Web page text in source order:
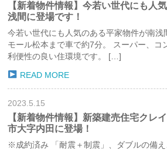
【新着物件情報】今若い世代にも人
浅間に登場です！
今若い世代にも人気のある平家物件が南浅
モール松本まで車で約7分。 スーパー、コ
利便性の良い住環境です。 […]
READ MORE
2023.5.15
【新着物件情報】新築建売住宅クレ
市大字内田に登場！
※成約済み 「耐震＋制震」、ダブルの備